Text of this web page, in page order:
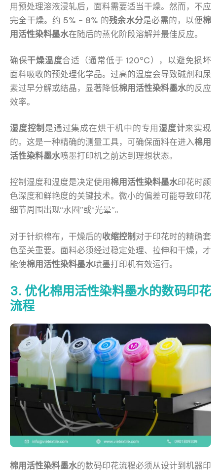
用预处理溶液浸轧后，面料需要适当干燥。然而，不应
完全干燥。约 5% – 8% 的残余水分是必需的，以便棉
用活性染料墨水在随后的蒸化阶段溶解并最佳反应。
确保干燥温度合适（通常低于 120°C），以避免损坏
面料吸收的预处理化学品。过高的温度会导致碱剂和尿
素过早分解或结晶，显著降低棉用活性染料墨水的反应
效率。
湿度控制 是通过集成在烘干机中的专用湿度计来实现
的。这是一种精确的测量工具，可确保面料在进入棉用
活性染料墨水喷墨打印机之前达到理想状态。
控制湿度和温度是决定使用棉用活性染料墨水印花时颜
色深度和鲜艳度的关键技术。微小的偏差可能导致印花
细节周围出现“水圈”或“光晕”。
对于针织棉布，干燥后的收缩控制对于印花时的精确套
色至关重要。面料必须经过稳定处理、拉伸和干燥，才
能使棉用活性染料墨水喷墨打印机有效运行。
3. 优化棉用活性染料墨水的数码印花
流程
棉用活性染料墨水的数码印花流程必须从设计到机器印